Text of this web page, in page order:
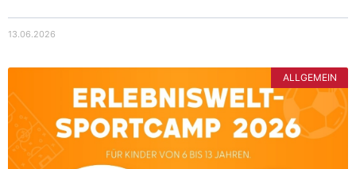
13.06.2026
ALLGEMEIN